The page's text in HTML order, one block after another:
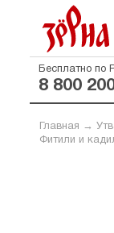
Бесплатно по
8 800
Главная →
Фитили и